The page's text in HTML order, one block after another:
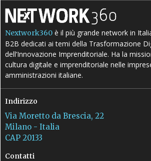
Nextwork360 è il più grande network in
B2B dedicati ai temi della Trasformazione
dell’Innovazione Imprenditoriale. Ha la
cultura digitale e imprenditoriale nelle
amministrazioni italiane.
Indirizzo
Via Moretto da Brescia, 22
Milano - Italia
CAP 20133
Contatti